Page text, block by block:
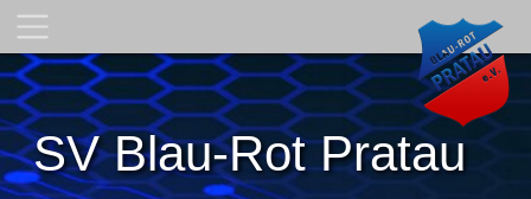
SV Blau-Rot Pratau